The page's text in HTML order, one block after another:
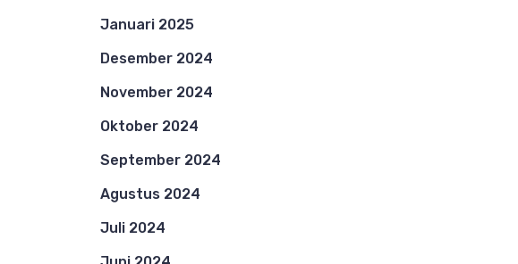
Januari 2025
Desember 2024
November 2024
Oktober 2024
September 2024
Agustus 2024
Juli 2024